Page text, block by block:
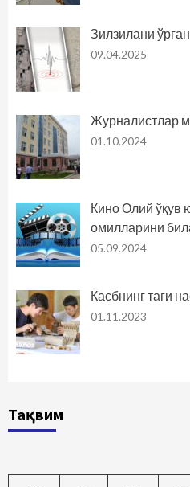
Зилзилани
09.04.2025
Журналистлар
01.10.2024
Кино Олий ўқув
омилларини
05.09.2024
Касбнинг таги
01.11.2023
Тақвим